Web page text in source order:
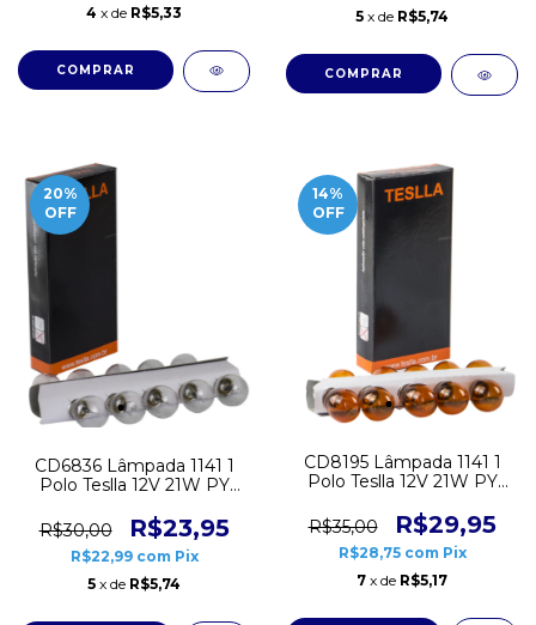
4 x de R$5,33
5 x de R$5,74
20%
OFF
CD6836 Lâmpada 1141 1
Polo Teslla 12V 21W PY
R$30,00
R$23,95
R$22,99 com Pix
5 x de R$5,74
14%
OFF
CD8195 Lâmpada 1141 1
Polo Teslla 12V 21W PY
R$35,00
R$29,95
R$28,75 com Pix
7 x de R$5,17